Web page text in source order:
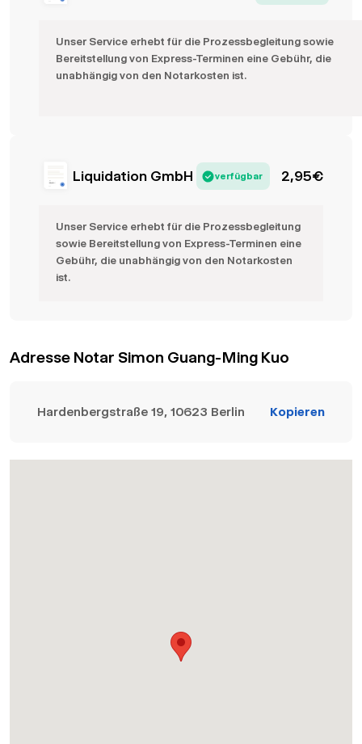
Unser Service erhebt für die Prozessbegleitung sowie
Bereitstellung von Express-Terminen eine Gebühr, die
unabhängig von den Notarkosten ist.
Liquidation GmbH verfügbar 2,95€
Unser Service erhebt für die Prozessbegleitung
sowie Bereitstellung von Express-Terminen eine
Gebühr, die unabhängig von den Notarkosten
ist.
Adresse Notar Simon Guang-Ming Kuo
Hardenbergstraße 19, 10623 Berlin Kopieren